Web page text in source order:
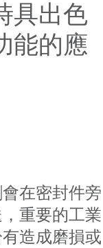
具出色
能的應
在密封件旁
重要的工業
造成磨損或